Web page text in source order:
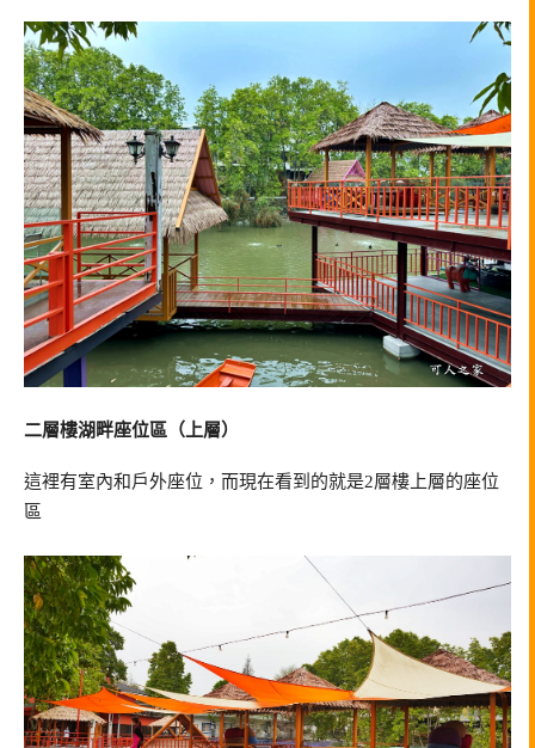
二層樓湖畔座位區（上層）
這裡有室內和戶外座位，而現在看到的就是2層樓上層的座位
區